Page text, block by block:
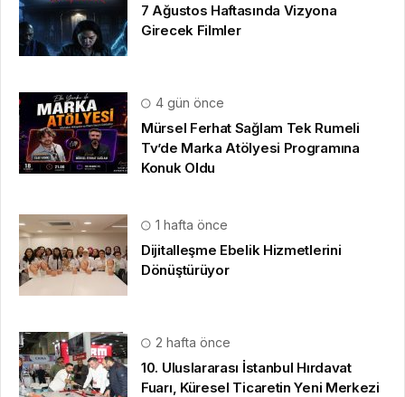
7 Ağustos Haftasında Vizyona
Girecek Filmler
4 gün önce
Mürsel Ferhat Sağlam Tek Rumeli
Tv’de Marka Atölyesi Programına
Konuk Oldu
1 hafta önce
Dijitalleşme Ebelik Hizmetlerini
Dönüştürüyor
2 hafta önce
10. Uluslararası İstanbul Hırdavat
Fuarı, Küresel Ticaretin Yeni Merkezi